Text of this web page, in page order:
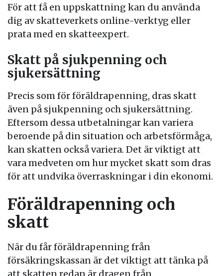
För att få en uppskattning kan du använda
dig av skatteverkets online-verktyg eller
prata med en skatteexpert.
Skatt på sjukpenning och
sjukersättning
Precis som för föräldrapenning, dras skatt
även på sjukpenning och sjukersättning.
Eftersom dessa utbetalningar kan variera
beroende på din situation och arbetsförmåga,
kan skatten också variera. Det är viktigt att
vara medveten om hur mycket skatt som dras
för att undvika överraskningar i din ekonomi.
Föräldrapenning och
skatt
När du får föräldrapenning från
försäkringskassan är det viktigt att tänka på